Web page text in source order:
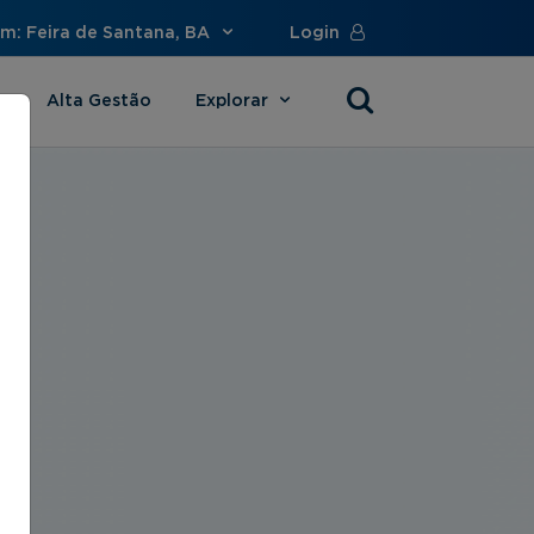
Feira de Santana, BA Login
Alta Gestão Explorar